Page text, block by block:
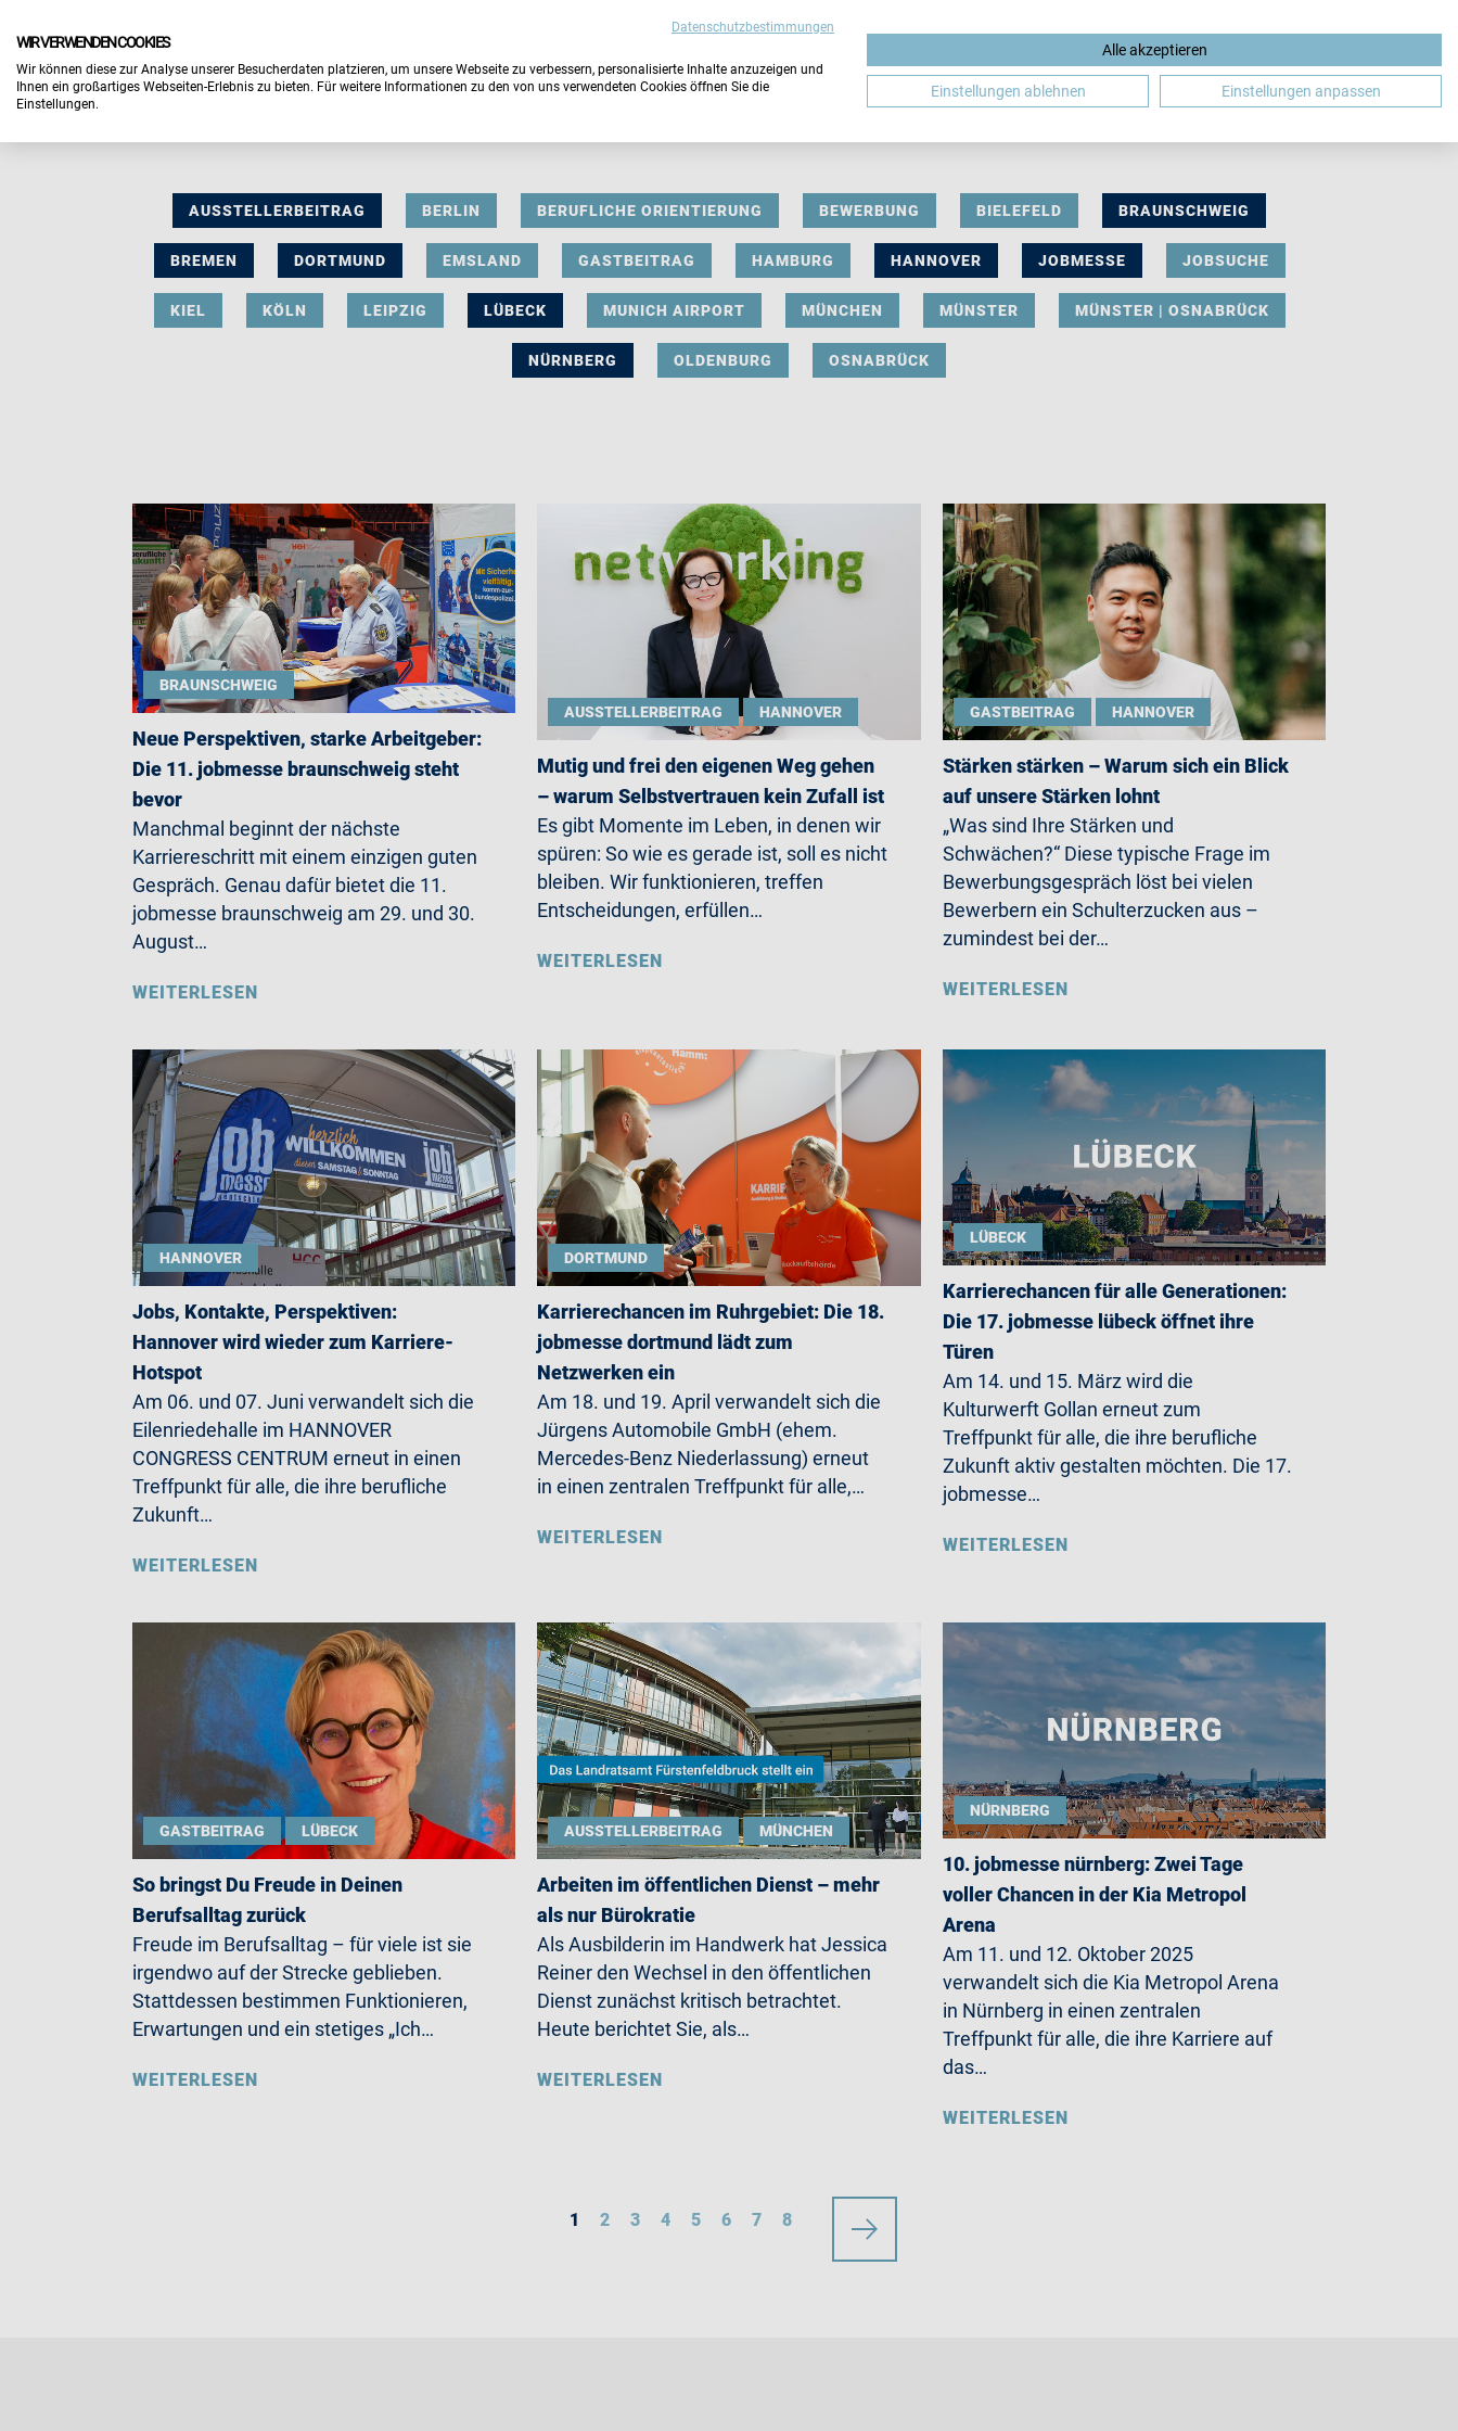
DE
AUSSTELLERBEITRAG BERLIN BERUFLICHE ORIENTIERUNG BEWERBUNG BIELEFELD BRAUNSCHWEIG
BREMEN DORTMUND EMSLAND GASTBEITRAG HAMBURG HANNOVER JOBMESSE JOBSUCHE
KIEL KÖLN LEIPZIG LÜBECK MUNICH AIRPORT MÜNCHEN MÜNSTER MÜNSTER | OSNABRÜCK
NÜRNBERG OLDENBURG OSNABRÜCK
BRAUNSCHWEIG
Neue Perspektiven, starke Arbeitgeber:
Die 11. jobmesse braunschweig steht
bevor
Manchmal beginnt der nächste
Karriereschritt mit einem einzigen guten
Gespräch. Genau dafür bietet die 11.
jobmesse braunschweig am 29. und 30.
August…
WEITERLESEN
AUSSTELLERBEITRAG HANNOVER
Mutig und frei den eigenen Weg gehen
– warum Selbstvertrauen kein Zufall ist
Es gibt Momente im Leben, in denen wir
spüren: So wie es gerade ist, soll es nicht
bleiben. Wir funktionieren, treffen
Entscheidungen, erfüllen…
WEITERLESEN
GASTBEITRAG HANNOVER
Stärken stärken – Warum sich ein Blick
auf unsere Stärken lohnt
„Was sind Ihre Stärken und
Schwächen?“ Diese typische Frage im
Bewerbungsgespräch löst bei vielen
Bewerbern ein Schulterzucken aus –
zumindest bei der…
WEITERLESEN
HANNOVER
Jobs, Kontakte, Perspektiven:
Hannover wird wieder zum Karriere-
Hotspot
Am 06. und 07. Juni verwandelt sich die
Eilenriedehalle im HANNOVER
CONGRESS CENTRUM erneut in einen
Treffpunkt für alle, die ihre berufliche
Zukunft…
WEITERLESEN
DORTMUND
Karrierechancen im Ruhrgebiet: Die 18.
jobmesse dortmund lädt zum
Netzwerken ein
Am 18. und 19. April verwandelt sich die
Jürgens Automobile GmbH (ehem.
Mercedes-Benz Niederlassung) erneut
in einen zentralen Treffpunkt für alle,…
WEITERLESEN
LÜBECK
Karrierechancen für alle Generationen:
Die 17. jobmesse lübeck öffnet ihre
Türen
Am 14. und 15. März wird die
Kulturwerft Gollan erneut zum
Treffpunkt für alle, die ihre berufliche
Zukunft aktiv gestalten möchten. Die 17.
jobmesse…
WEITERLESEN
GASTBEITRAG LÜBECK
So bringst Du Freude in Deinen
Berufsalltag zurück
Freude im Berufsalltag – für viele ist sie
irgendwo auf der Strecke geblieben.
Stattdessen bestimmen Funktionieren,
Erwartungen und ein stetiges „Ich…
WEITERLESEN
AUSSTELLERBEITRAG MÜNCHEN
Arbeiten im öffentlichen Dienst – mehr
als nur Bürokratie
Als Ausbilderin im Handwerk hat Jessica
Reiner den Wechsel in den öffentlichen
Dienst zunächst kritisch betrachtet.
Heute berichtet Sie, als…
WEITERLESEN
NÜRNBERG
10. jobmesse nürnberg: Zwei Tage
voller Chancen in der Kia Metropol
Arena
Am 11. und 12. Oktober 2025
verwandelt sich die Kia Metropol Arena
in Nürnberg in einen zentralen
Treffpunkt für alle, die ihre Karriere auf
das…
WEITERLESEN
1 2 3 4 5 6 7 8
Datenschutzbestimmungen
WIR VERWENDEN COOKIES
Wir können diese zur Analyse unserer Besucherdaten platzieren, um unsere Webseite zu verbessern, personalisierte Inhalte anzuzeigen und
Ihnen ein großartiges Webseiten-Erlebnis zu bieten. Für weitere Informationen zu den von uns verwendeten Cookies öffnen Sie die
Einstellungen.
Alle akzeptieren
Einstellungen ablehnen Einstellungen anpassen